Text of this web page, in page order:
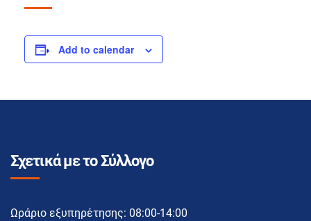
Add to calendar
Σχετικά με το Σύλλογο
Ωράριο εξυπηρέτησης: 08:00-14:00